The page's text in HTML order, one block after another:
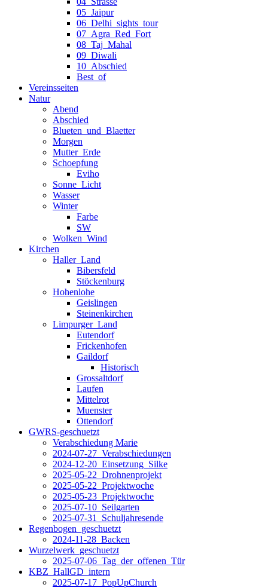
05_Jaipur
06_Delhi_sights_tour
07_Agra_Red_Fort
08_Taj_Mahal
09_Diwali
10_Abschied
Best_of
Vereinsseiten
Natur
Abend
Abschied
Blueten_und_Blaetter
Morgen
Mutter_Erde
Schoepfung
Eviho
Sonne_Licht
Wasser
Winter
Farbe
SW
Wolken_Wind
Kirchen
Haller_Land
Bibersfeld
Stöckenburg
Hohenlohe
Geislingen
Steinenkirchen
Limpurger_Land
Eutendorf
Frickenhofen
Gaildorf
Historisch
Grossaltdorf
Laufen
Mittelrot
Muenster
Ottendorf
GWRS-geschuetzt
Verabschiedung Marie
2024-07-27_Verabschiedungen
2024-12-20_Einsetzung_Silke
2025-05-22_Drohnenprojekt
2025-05-22_Projektwoche
2025-05-23_Projektwoche
2025-07-10_Seilgarten
2025-07-31_Schuljahresende
Regenbogen_geschuetzt
2024-11-28_Backen
Wurzelwerk_geschuetzt
2025-07-06_Tag_der_offenen_Tür
KBZ_HallGD_intern
2025-07-17_PopUpChurch